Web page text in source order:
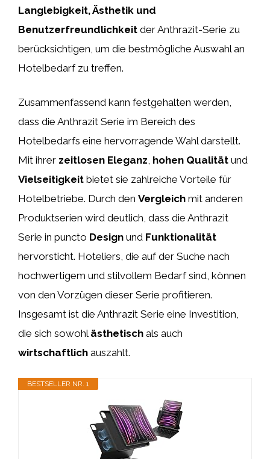
Langlebigkeit, Ästhetik und
Benutzerfreundlichkeit der Anthrazit-Serie zu
berücksichtigen, um die bestmögliche Auswahl an
Hotelbedarf zu treffen.
Zusammenfassend kann festgehalten werden,
dass die Anthrazit Serie im Bereich des
Hotelbedarfs eine hervorragende Wahl darstellt.
Mit ihrer zeitlosen Eleganz, hohen Qualität und
Vielseitigkeit bietet sie zahlreiche Vorteile für
Hotelbetriebe. Durch den Vergleich mit anderen
Produktserien wird deutlich, dass die Anthrazit
Serie in puncto Design und Funktionalität
hervorsticht. Hoteliers, die auf der Suche nach
hochwertigem und stilvollem Bedarf sind, können
von den Vorzügen dieser Serie profitieren.
Insgesamt ist die Anthrazit Serie eine Investition,
die sich sowohl ästhetisch als auch
wirtschaftlich auszahlt.
BESTSELLER NR. 1